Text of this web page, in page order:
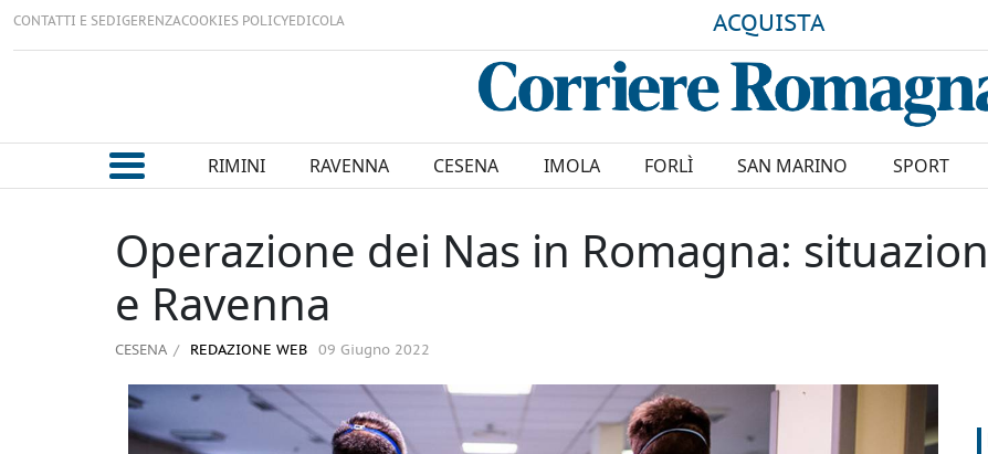
CONTATTI E SEDIGERENZACOOKIES POLICYEDICOLA ACQUISTA
RIMINI RAVENNA CESENA IMOLA FORLÌ SAN MARINO SPORT
Operazione dei Nas in Romagna:
e Ravenna
CESENA REDAZIONE WEB 09 Giugno 2022